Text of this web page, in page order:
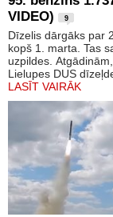
VIDEO)
9
Dīzelis dārgāks par
kopš 1. marta. Tas
uzpildes.
Lielupes DUS
LASĪT VAIRĀK